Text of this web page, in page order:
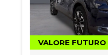
VALORE